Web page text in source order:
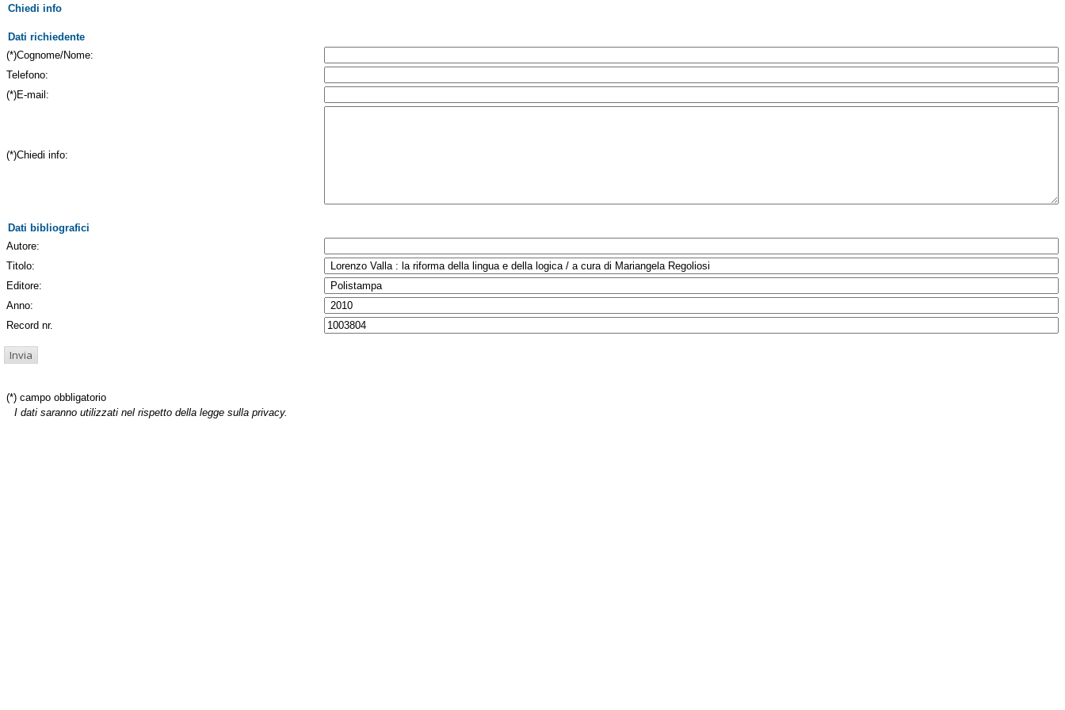
Chiedi info
Dati richiedente
(*)Cognome/Nome:
Telefono:
(*)E-mail:
(*)Chiedi info:
Dati bibliografici
Autore:
Titolo:
Editore:
Anno:
Record nr.
(*) campo obbligatorio
I dati saranno utilizzati nel rispetto della legge sulla privacy.